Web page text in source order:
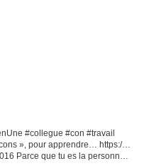
#collegue #con #travail
», pour apprendre… https:/…
Parce que tu es la personne